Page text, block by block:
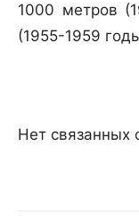
1000 метров
(1955-1959
Нет связанных